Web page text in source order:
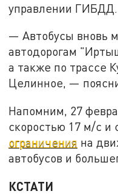
управлении ГИБДД.
— Автобусы вновь
автодорогам
а также по трассе
Целинное, —
Напомним, 27
скоростью 17 м/с и
ограничения на
автобусов и
КСТАТИ